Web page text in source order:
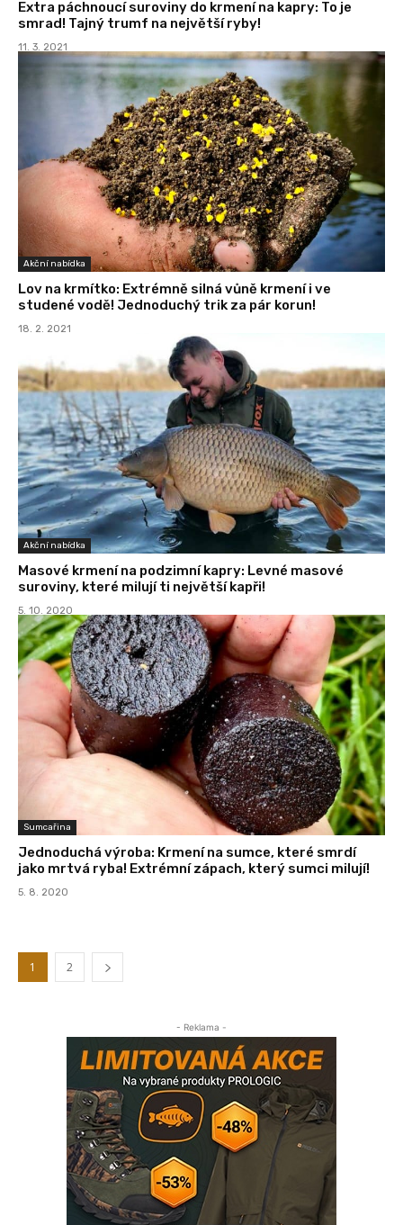
Extra páchnoucí suroviny do krmení na kapry: To je
smrad! Tajný trumf na největší ryby!
11. 3. 2021
Akční nabídka
Lov na krmítko: Extrémně silná vůně krmení i ve
studené vodě! Jednoduchý trik za pár korun!
18. 2. 2021
Akční nabídka
Masové krmení na podzimní kapry: Levné masové
suroviny, které milují ti největší kapři!
5. 10. 2020
Sumcařina
Jednoduchá výroba: Krmení na sumce, které smrdí
jako mrtvá ryba! Extrémní zápach, který sumci milují!
5. 8. 2020
1 2
- Reklama -